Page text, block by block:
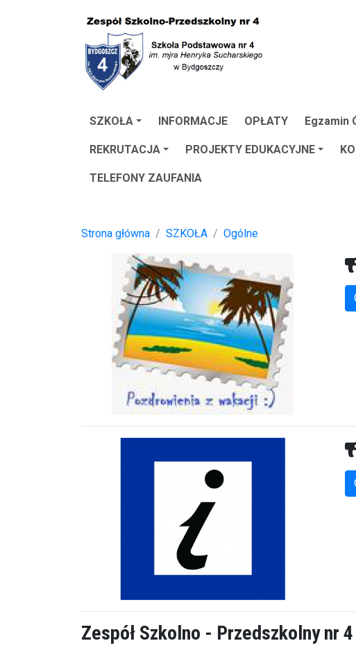
SZKOŁA INFORMACJE OPŁATY Egzamin
REKRUTACJA PROJEKTY EDUKACYJNE
TELEFONY ZAUFANIA
Strona główna SZKOŁA Ogólne
Zespół Szkolno - Przedszkolny nr 4